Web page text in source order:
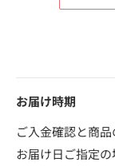
お届け時期
ご入金確認と商
お届け日ご指定